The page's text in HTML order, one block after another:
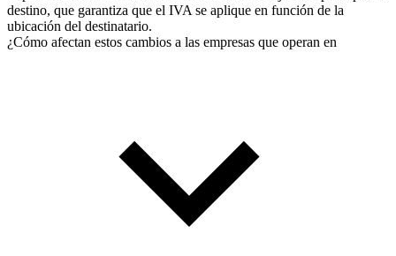
destino, que garantiza que el IVA se aplique en función de la
ubicación del destinatario.
¿Cómo afectan estos cambios a las empresas que operan en